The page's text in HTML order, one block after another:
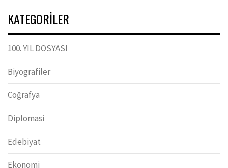
KATEGORILER
100. YIL DOSYASI
Biyografiler
Coğrafya
Diplomasi
Edebiyat
Ekonomi